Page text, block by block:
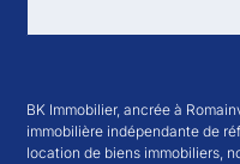
BK Immobilier, ancrée à
immobilière indépendante de
location de biens immobiliers,